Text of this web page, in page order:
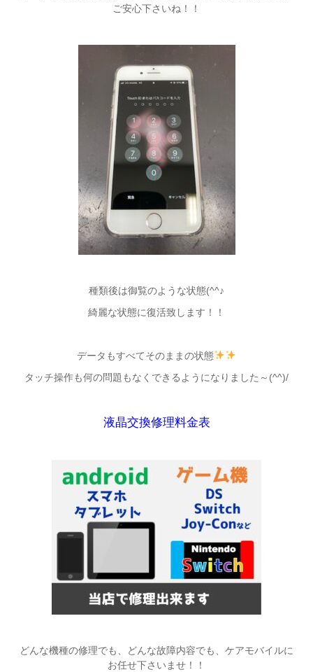
ご安心下さいね！！
種類後は御覧のような状態(^^♪
綺麗な状態に復活致します！！
データもすべてそのままの状態
タッチ操作も何の問題もなくできるようになりました～(^^)/
液晶交換修理料金表
どんな機種の修理でも、どんな故障内容でも、ケアモバイルに
お任せ下さいませ！！